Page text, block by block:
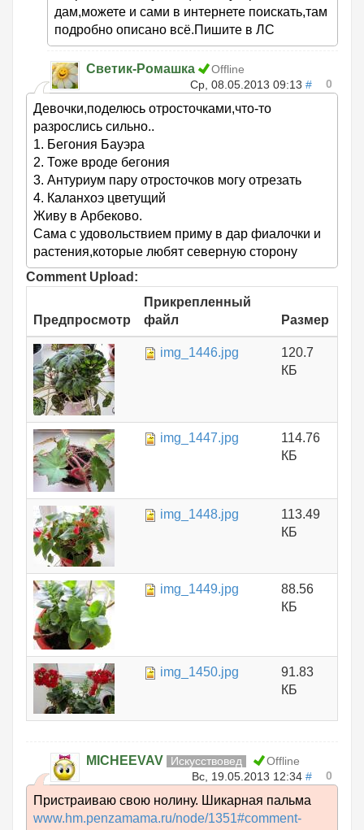
дам,можете и сами в интернете поискать,там
подробно описано всё.Пишите в ЛС
Светик-Ромашка
Offline
Ср, 08.05.2013 09:13 # 0
Девочки,поделюсь отросточками,что-то
разрослись сильно..
1. Бегония Бауэра
2. Тоже вроде бегония
3. Антуриум пару отросточков могу отрезать
4. Каланхоэ цветущий
Живу в Арбеково.
Сама с удовольствием приму в дар фиалочки и
растения,которые любят северную сторону
Comment Upload:
Предпросмотр
Прикрепленный
файл
Размер
img_1446.jpg
120.7
КБ
img_1447.jpg
114.76
КБ
img_1448.jpg
113.49
КБ
img_1449.jpg
88.56
КБ
img_1450.jpg
91.83
КБ
MICHEEVAV Искусствовед
Offline
Вс, 19.05.2013 12:34 # 0
Пристраиваю свою нолину. Шикарная пальма
www.hm.penzamama.ru/node/1351#comment-